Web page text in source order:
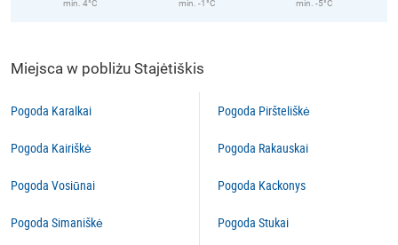
min. 4°C
min. -1°C
min. -5°C
Miejsca w pobliżu Stajėtiškis
Pogoda Karalkai
Pogoda Kairiškė
Pogoda Vosiūnai
Pogoda Simaniškė
Pogoda Piršteliškė
Pogoda Rakauskai
Pogoda Kackonys
Pogoda Stukai